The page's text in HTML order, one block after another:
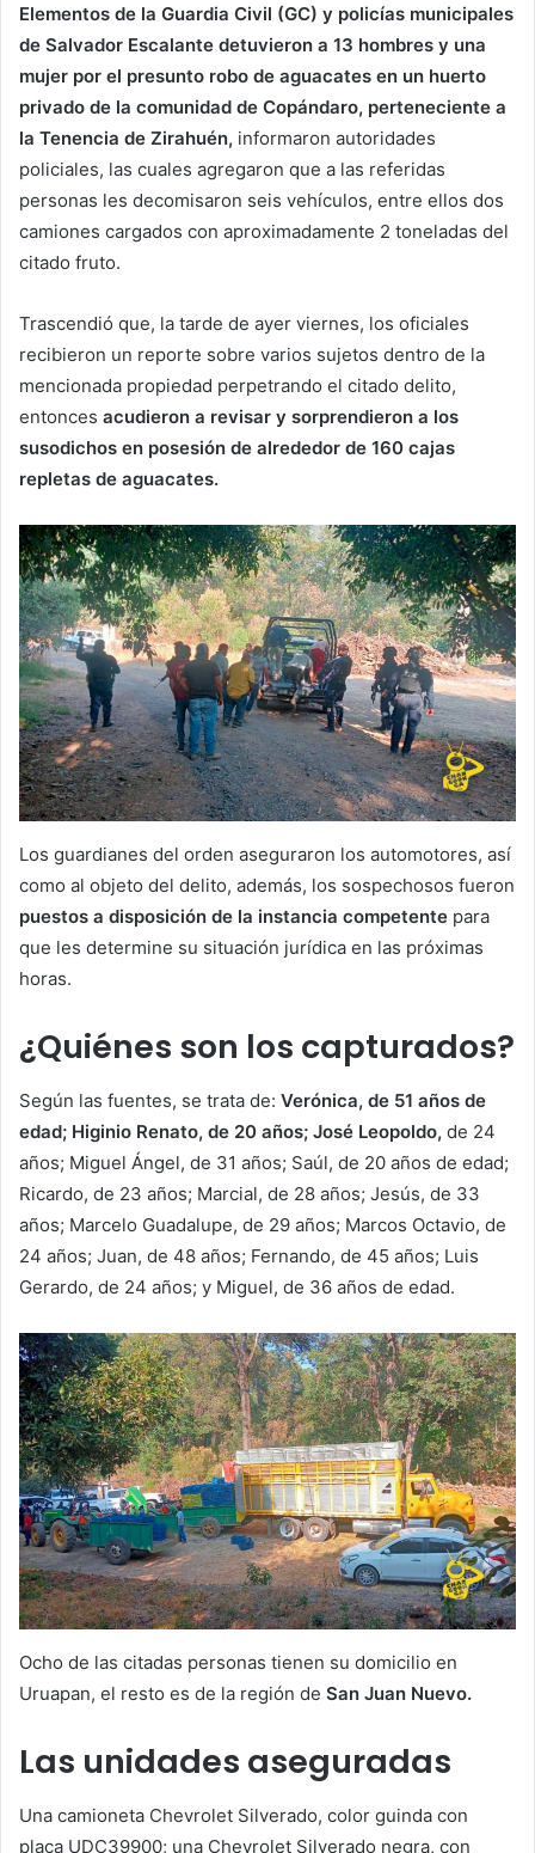
Elementos de la Guardia Civil (GC) y policías municipales
de Salvador Escalante detuvieron a 13 hombres y una
mujer por el presunto robo de aguacates en un huerto
privado de la comunidad de Copándaro, perteneciente a
la Tenencia de Zirahuén, informaron autoridades
policiales, las cuales agregaron que a las referidas
personas les decomisaron seis vehículos, entre ellos dos
camiones cargados con aproximadamente 2 toneladas del
citado fruto.
Trascendió que, la tarde de ayer viernes, los oficiales
recibieron un reporte sobre varios sujetos dentro de la
mencionada propiedad perpetrando el citado delito,
entonces acudieron a revisar y sorprendieron a los
susodichos en posesión de alrededor de 160 cajas
repletas de aguacates.
Los guardianes del orden aseguraron los automotores, así
como al objeto del delito, además, los sospechosos fueron
puestos a disposición de la instancia competente para
que les determine su situación jurídica en las próximas
horas.
¿Quiénes son los capturados?
Según las fuentes, se trata de: Verónica, de 51 años de
edad; Higinio Renato, de 20 años; José Leopoldo, de 24
años; Miguel Ángel, de 31 años; Saúl, de 20 años de edad;
Ricardo, de 23 años; Marcial, de 28 años; Jesús, de 33
años; Marcelo Guadalupe, de 29 años; Marcos Octavio, de
24 años; Juan, de 48 años; Fernando, de 45 años; Luis
Gerardo, de 24 años; y Miguel, de 36 años de edad.
Ocho de las citadas personas tienen su domicilio en
Uruapan, el resto es de la región de San Juan Nuevo.
Las unidades aseguradas
Una camioneta Chevrolet Silverado, color guinda con
placa UDC39900; una Chevrolet Silverado negra, con